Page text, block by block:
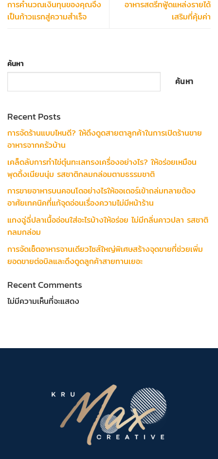
การคำนวณเงินทุนของคุณจึง
เป็นก้าวแรกสู่ความสำเร็จ
อาหารสตรีทฟู้ดแหล่งรายได้
เสริมที่คุ้มค่า
ค้นหา
ค้นหา
Recent Posts
การจัดร้านแบบไหนดี? ให้ดึงดูดสายตาลูกค้าในการเปิดร้านขาย
อาหารจากครัวบ้าน
เคล็ดลับการทำไข่ตุ๋นทะเลทรงเครื่องอย่างไร? ให้อร่อยเหมือน
พุดดิ้งเนียนนุ่ม รสชาติกลมกล่อมตามธรรมชาติ
การขายอาหารบนคอนโดอย่างไรให้ออเดอร์เข้าถล่มทลายต้อง
อาศัยเทคนิคที่แก้จุดอ่อนเรื่องความไม่มีหน้าร้าน
แกงฉู่ฉี่ปลาเนื้ออ่อนใส่อะไรบ้างให้อร่อย ไม่มีกลิ่นคาวปลา รสชาติ
กลมกล่อม
การจัดเซ็ตอาหารจานเดียวไซส์ใหญ่พิเศษสร้างจุดขายที่ช่วยเพิ่ม
ยอดขายต่อบิลและดึงดูดลูกค้าสายทานเยอะ
Recent Comments
ไม่มีความเห็นที่จะแสดง